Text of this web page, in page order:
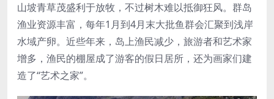
山坡青草茂盛利于放牧，不过树木难以抵御狂风。群岛
渔业资源丰富，每年1月到4月末大批鱼群会汇聚到浅岸
水域产卵。近些年来，岛上渔民减少，旅游者和艺术家
增多，渔民的棚屋成了游客的假日居所，还为画家们建
造了“艺术之家”。